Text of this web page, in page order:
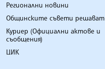
Регионални новини
Общинските съвети решават
Куриер (Официални актове и
съобщения)
ЦИК